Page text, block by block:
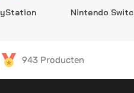
Nintendo
943 Producten